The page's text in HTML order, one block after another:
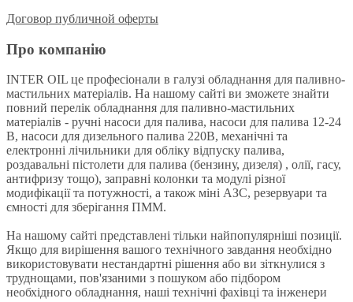
Договор публичной оферты
Про компанію
INTER OIL це професіонали в галузі обладнання для паливно-
мастильних матеріалів. На нашому сайті ви зможете знайти
повний перелік обладнання для паливно-мастильних
матеріалів - ручні насоси для палива, насоси для палива 12-24
В, насоси для дизельного палива 220В, механічні та
електронні лічильники для обліку відпуску палива,
роздавальні пістолети для палива (бензину, дизеля) , олії, гасу,
антифризу тощо), заправні колонки та модулі різної
модифікації та потужності, а також міні АЗС, резервуари та
ємності для зберігання ПММ.
На нашому сайті представлені тільки найпопулярніші позиції.
Якщо для вирішення вашого технічного завдання необхідно
використовувати нестандартні рішення або ви зіткнулися з
труднощами, пов'язаними з пошуком або підбором
необхідного обладнання, наші технічні фахівці та інженери